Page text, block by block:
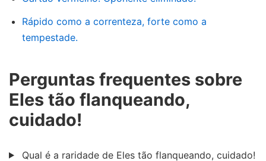
Rápido como a correnteza, forte como a
tempestade.
Perguntas frequentes sobre
Eles tão flanqueando,
cuidado!
Qual é a raridade de Eles tão flanqueando, cuidado!